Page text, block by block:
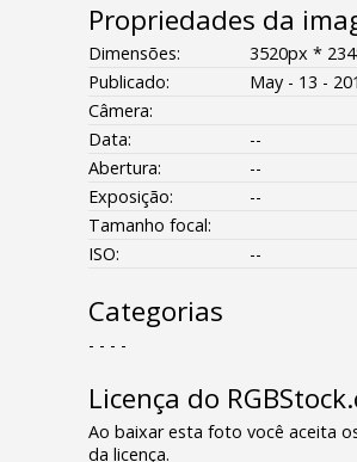
Propriedades da
Dimensões:
3520px *
Publicado:
May - 13 -
Câmera:
Data:
--
Abertura:
--
Exposição:
--
Tamanho focal:
ISO:
--
Categorias
- - - -
Licença do
Ao baixar esta foto você aceita
da licença.